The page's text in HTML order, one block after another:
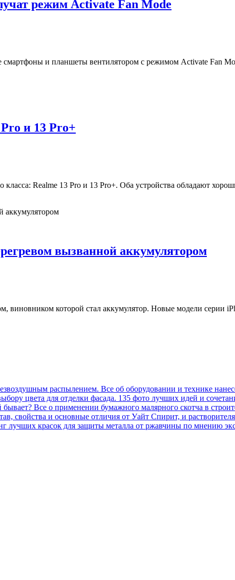
режим Activate Fan Mode
смартфоны и планшеты вентилятором с режимом Activate Fan
и 13 Pro+
класса: Realme 13 Pro и 13 Pro+. Оба устройства обладают
вызванной аккумулятором
которой стал аккумулятор. Новые модели серии
распылением. Все об оборудовании и технике
цвета для отделки фасада. 135 фото лучших идей и
Все о применении бумажного малярного скотча в
свойства и основные отличия от Уайт Спирит, и
лучших красок для защиты металла от ржавчины по мнению